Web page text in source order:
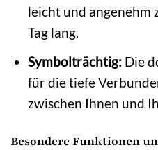
leicht und angenehm
Tag lang.
Symbolträchtig:Die
für die tiefe
zwischen Ihnen und
Besondere Funktionen